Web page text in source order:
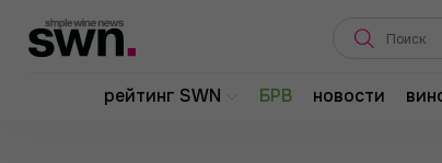
рейтинг SWN БРВ новости